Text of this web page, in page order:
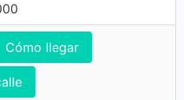
Cómo llegar